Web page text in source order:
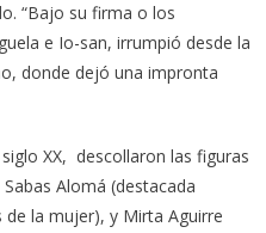
“Bajo su firma o los
e Io-san, irrumpió desde la
donde dejó una impronta
XX, descollaron las figuras
Alomá (destacada
la mujer), y Mirta Aguirre